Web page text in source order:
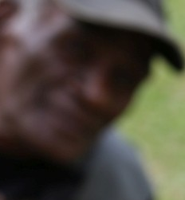
INDIPENDENTE DAL 2004